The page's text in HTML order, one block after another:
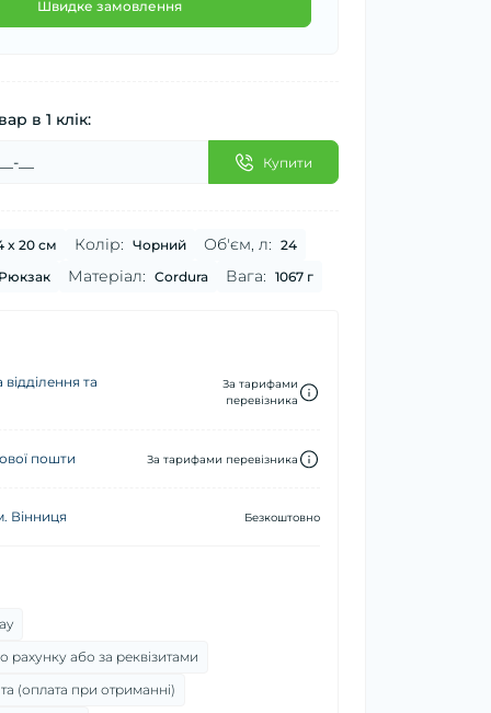
Швидке замовлення
в 1 клік:
Купити
x 20 см Колір: Чорний Об'єм, л: 24
Матеріал: Cordura Вага: 1067 г
та
За тарифами
перевізника
пошти За тарифами перевізника
Вінниця Безкоштовно
рахунку або за реквізитами
(оплата при отриманні)